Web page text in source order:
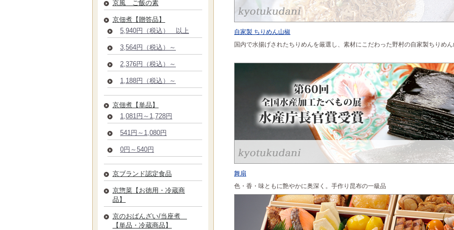
京風 ご飯の素
京佃煮【贈答品】
5,940円（税込） 以上
3,564円（税込）～
2,376円（税込）～
1,188円（税込）～
京佃煮【単品】
1,081円～1,728円
541円～1,080円
0円～540円
京ブランド認定食品
京惣菜【お徳用・冷蔵商
品】
京のおばんざい/当座煮
【単品・冷蔵商品】
自家製 ちりめん山椒
国内で水揚げされたちりめんを厳選し、素材にこだわった野村の自家製ちりめ
舞扇
色・香・味ともに艶やかに奥深く。手作り昆布の一級品